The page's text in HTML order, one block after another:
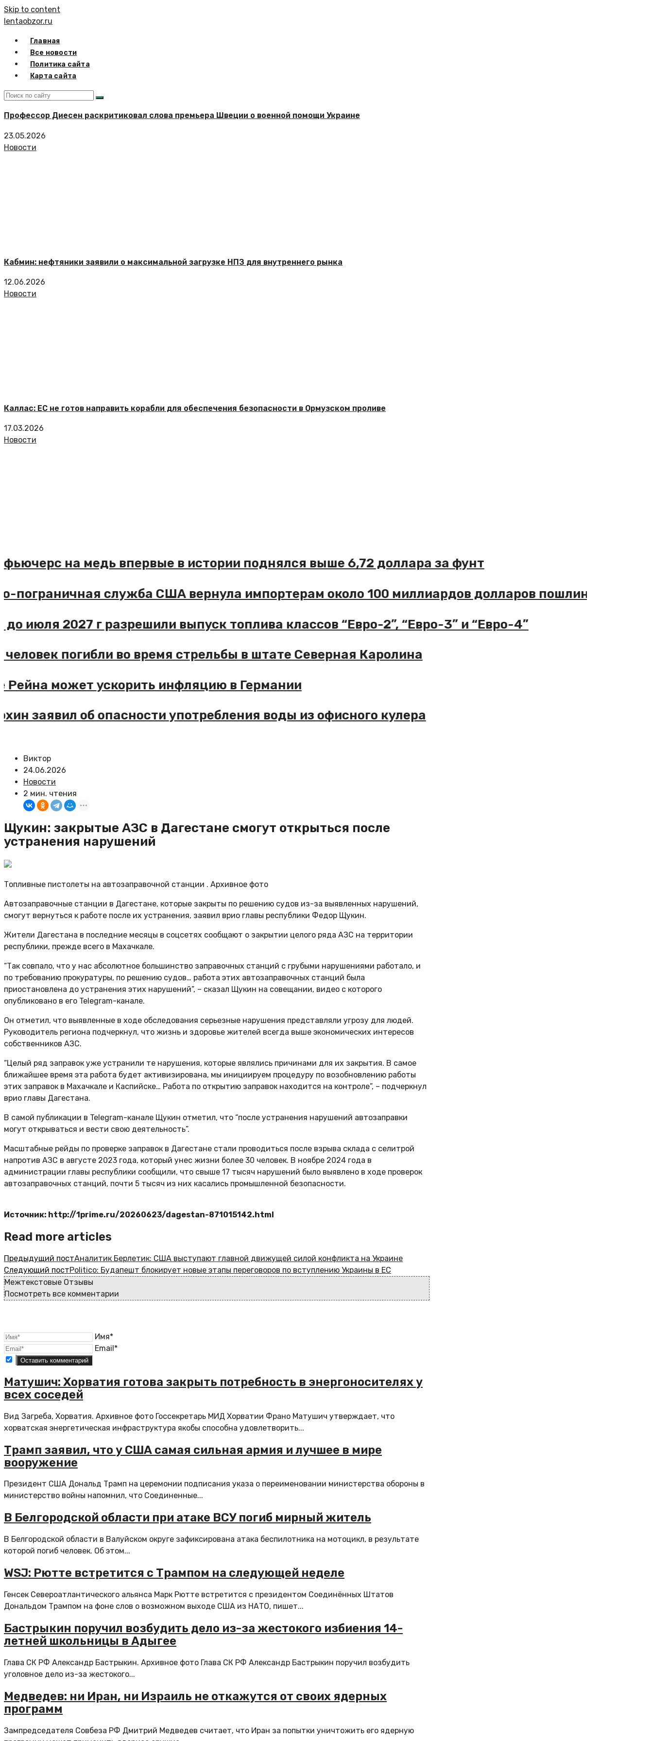
Skip to content
lentaobzor.ru
Главная
Все новости
Политика сайта
Карта сайта
Профессор Диесен раскритиковал слова премьера Швеции о военной помощи Украине
23.05.2026
Новости
Кабмин: нефтяники заявили о максимальной загрузке НПЗ для внутреннего рынка
12.06.2026
Новости
Каллас: ЕС не готов направить корабли для обеспечения безопасности в Ормузском проливе
17.03.2026
Новости
фьючерс на медь впервые в истории поднялся выше 6,72 доллара за фунт
пограничная служба США вернула импортерам около 100 миллиардов долларов пошлин
до июля 2027 г разрешили выпуск топлива классов “Евро-2”, “Евро-3” и “Евро-4”
человек погибли во время стрельбы в штате Северная Каролина
Рейна может ускорить инфляцию в Германии
заявил об опасности употребления воды из офисного кулера
Виктор
24.06.2026
Новости
2 мин. чтения
Щукин: закрытые АЗС в Дагестане смогут открыться после
устранения нарушений
Топливные пистолеты на автозаправочной станции . Архивное фото
Автозаправочные станции в Дагестане, которые закрыты по решению судов из-за выявленных нарушений,
смогут вернуться к работе после их устранения, заявил врио главы республики Федор Щукин.
Жители Дагестана в последние месяцы в соцсетях сообщают о закрытии целого ряда АЗС на территории
республики, прежде всего в Махачкале.
“Так совпало, что у нас абсолютное большинство заправочных станций с грубыми нарушениями работало, и
по требованию прокуратуры, по решению судов… работа этих автозаправочных станций была
приостановлена до устранения этих нарушений”, – сказал Щукин на совещании, видео с которого
опубликовано в его Telegram-канале.
Он отметил, что выявленные в ходе обследования серьезные нарушения представляли угрозу для людей.
Руководитель региона подчеркнул, что жизнь и здоровье жителей всегда выше экономических интересов
собственников АЗС.
“Целый ряд заправок уже устранили те нарушения, которые являлись причинами для их закрытия. В самое
ближайшее время эта работа будет активизирована, мы инициируем процедуру по возобновлению работы
этих заправок в Махачкале и Каспийске… Работа по открытию заправок находится на контроле”, – подчеркнул
врио главы Дагестана.
В самой публикации в Telegram-канале Щукин отметил, что “после устранения нарушений автозаправки
могут открываться и вести свою деятельность”.
Масштабные рейды по проверке заправок в Дагестане стали проводиться после взрыва склада с селитрой
напротив АЗС в августе 2023 года, который унес жизни более 30 человек. В ноябре 2024 года в
администрации главы республики сообщили, что свыше 17 тысяч нарушений было выявлено в ходе проверок
автозаправочных станций, почти 5 тысяч из них касались промышленной безопасности.
Источник: http://1prime.ru/20260623/dagestan-871015142.html
Read more articles
Предыдущий постАналитик Берлетик: США выступают главной движущей силой конфликта на Украине
Следующий постPolitico: Будапешт блокирует новые этапы переговоров по вступлению Украины в ЕС
Межтекстовые Отзывы
Посмотреть все комментарии
Имя*
Email*
Матушич: Хорватия готова закрыть потребность в энергоносителях у
всех соседей
Вид Загреба, Хорватия. Архивное фото Госсекретарь МИД Хорватии Франо Матушич утверждает, что
хорватская энергетическая инфраструктура якобы способна удовлетворить...
Трамп заявил, что у США самая сильная армия и лучшее в мире
вооружение
Президент США Дональд Трамп на церемонии подписания указа о переименовании министерства обороны в
министерство войны напомнил, что Соединенные...
В Белгородской области при атаке ВСУ погиб мирный житель
В Белгородской области в Валуйском округе зафиксирована атака беспилотника на мотоцикл, в результате
которой погиб человек. Об этом...
WSJ: Рютте встретится с Трампом на следующей неделе
Генсек Североатлантического альянса Марк Рютте встретится с президентом Соединённых Штатов
Дональдом Трампом на фоне слов о возможном выходе США из НАТО, пишет...
Бастрыкин поручил возбудить дело из-за жестокого избиения 14-
летней школьницы в Адыгее
Глава СК РФ Александр Бастрыкин. Архивное фото Глава СК РФ Александр Бастрыкин поручил возбудить
уголовное дело из-за жестокого...
Медведев: ни Иран, ни Израиль не откажутся от своих ядерных
программ
Зампредседателя Совбеза РФ Дмитрий Медведев считает, что Иран за попытки уничтожить его ядерную